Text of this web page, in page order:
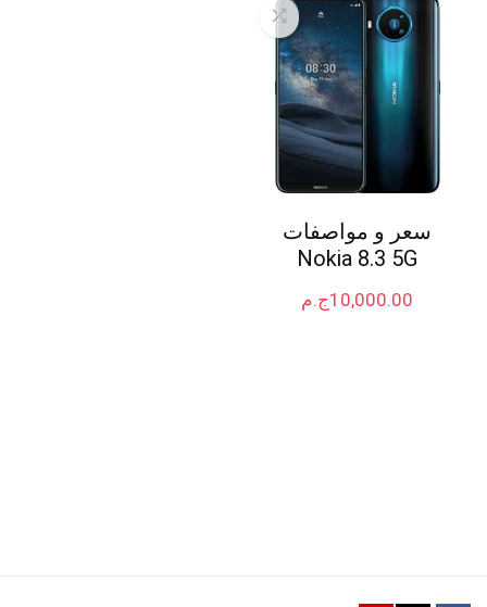
سعر و مواصفات
Nokia 8.3 5G
ج.م10,000.00